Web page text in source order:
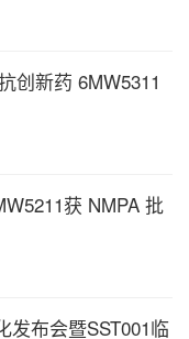
创新药 6MW5311
获 NMPA 批
发布会暨SST001临